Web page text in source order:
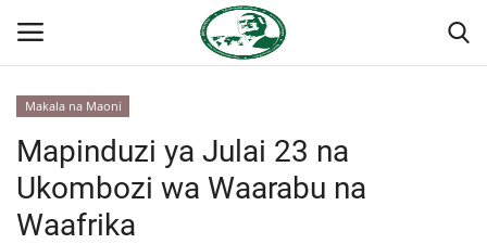
Nyumba
Makala na Maoni
Mapinduzi ya Julai 23 na
Ukombozi wa Waarabu na
Waafrika